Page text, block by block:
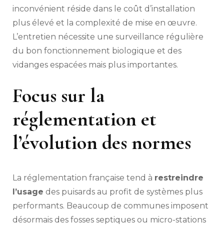
inconvénient réside dans le coût d’installation
plus élevé et la complexité de mise en œuvre.
L’entretien nécessite une surveillance régulière
du bon fonctionnement biologique et des
vidanges espacées mais plus importantes.
Focus sur la
réglementation et
l’évolution des normes
La réglementation française tend à restreindre
l’usage des puisards au profit de systèmes plus
performants. Beaucoup de communes imposent
désormais des fosses septiques ou micro-stations